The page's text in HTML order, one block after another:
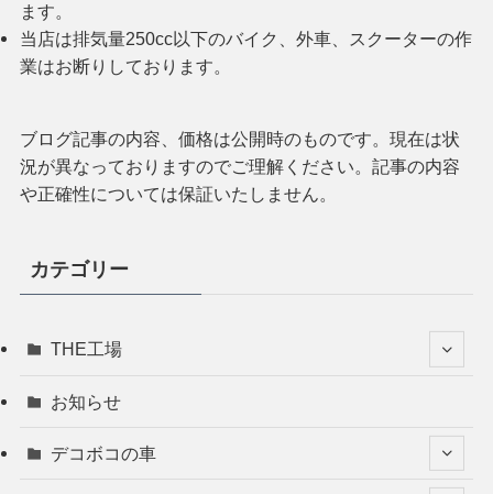
ます。
当店は排気量250cc以下のバイク、外車、スクーターの作
業はお断りしております。
ブログ記事の内容、価格は公開時のものです。現在は状
況が異なっておりますのでご理解ください。記事の内容
や正確性については保証いたしません。
カテゴリー
THE工場
お知らせ
デコボコの車